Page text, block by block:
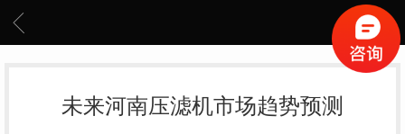
未来河南压滤机市场趋势预测